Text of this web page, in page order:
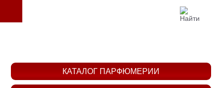
КАТАЛОГ ПАРФЮМЕРИИ